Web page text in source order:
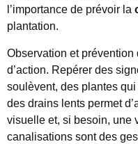
l’importance de prévoir la
plantation.
Observation et
d’action. Repérer des
soulèvent, des plantes
des drains lents permet
visuelle et, si besoin, une
canalisations sont des